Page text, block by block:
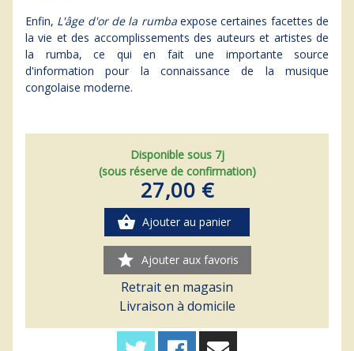
Enfin, L'âge d'or de la rumbaexpose certaines facettes de
la vie et des accomplissements des auteurs et artistes de
la rumba, ce qui en fait une importante source
d'information pour la connaissance de la musique
congolaise moderne.
Disponible sous 7j
(sous réserve de confirmation)
27,00 €
shopping_basket Ajouter au panier
star Ajouter aux favoris
Retrait en magasin
Livraison à domicile